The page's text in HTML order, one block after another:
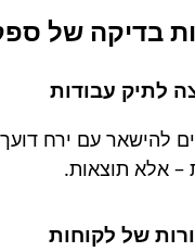
להישאר עם ירח
– אלא תוצאות.